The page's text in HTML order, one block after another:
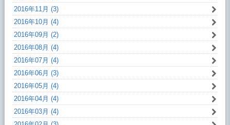
2016年11月 (3)
2016年10月 (4)
2016年09月 (2)
2016年08月 (4)
2016年07月 (4)
2016年06月 (3)
2016年05月 (4)
2016年04月 (4)
2016年03月 (4)